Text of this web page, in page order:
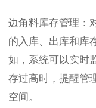
边角料库存管理：
的入库、出库和库
如，系统可以实时
存过高时，提醒管
空间。